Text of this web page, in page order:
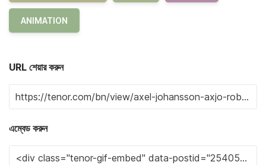
ANIMATION
URL শেয়ার করুন
এম্বেড করুন